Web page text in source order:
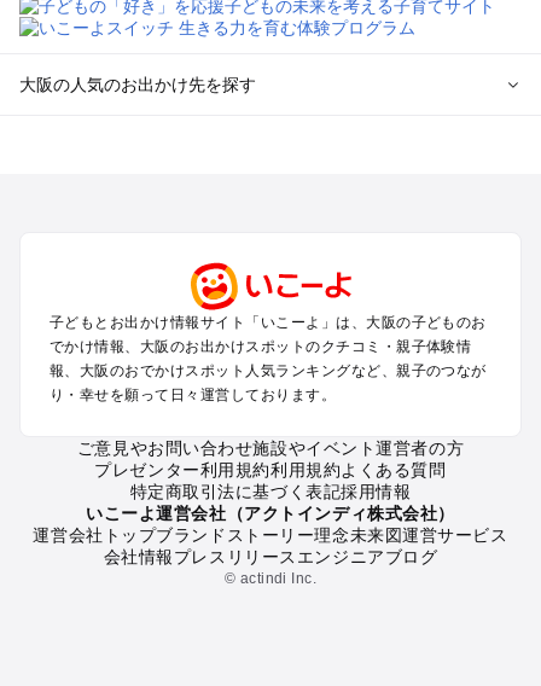
大阪の人気のお出かけ先を探す
梅田・キタ・淀屋橋・本町・福島のプールお出かけ
東大阪・八尾・寝屋川・守口・門真のプールお出かけ
大阪ベイエリア（USJ・南港）のプールお出かけ
なんば・心斎橋・道頓堀・四ツ橋・ミナミのプールお出かけ
天王寺・阿倍野・上本町・長居のプールお出かけ
新大阪・江坂・十三のプールお出かけ
大阪の定番お出かけスポット
大阪の遊園地
大阪の動物園
子どもとお出かけ情報サイト「いこーよ」は、大阪の子どものお
でかけ情報、大阪のお出かけスポットのクチコミ・親子体験情
報、大阪のおでかけスポット人気ランキングなど、親子のつなが
り・幸せを願って日々運営しております。
ご意見やお問い合わせ施設やイベント運営者の方
プレゼンター利用規約利用規約よくある質問
特定商取引法に基づく表記採用情報
いこーよ運営会社（アクトインディ株式会社）
運営会社トップブランドストーリー理念未来図運営サービス
会社情報プレスリリース エンジニアブログ
© actindi Inc.